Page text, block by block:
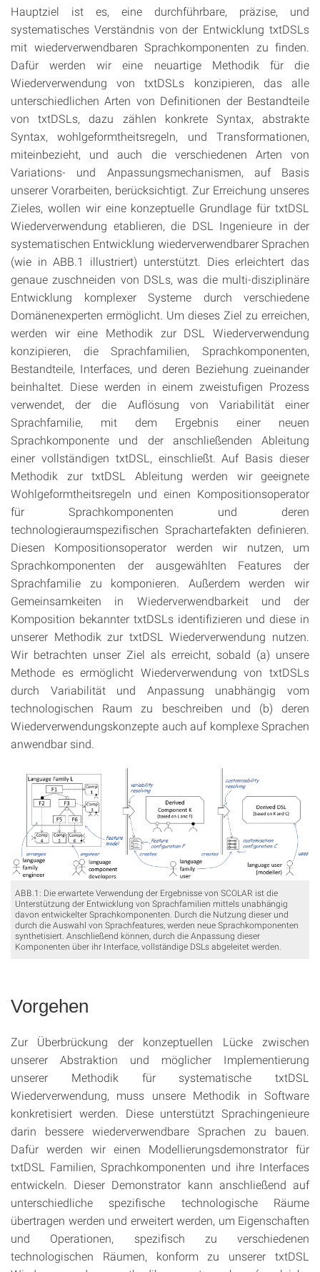
Hauptziel ist es, eine durchführbare, präzise, und
systematisches Verständnis von der Entwicklung txtDSLs
mit wiederverwendbaren Sprachkomponenten zu finden.
Dafür werden wir eine neuartige Methodik für die
Wiederverwendung von txtDSLs konzipieren, das alle
unterschiedlichen Arten von Definitionen der Bestandteile
von txtDSLs, dazu zählen konkrete Syntax, abstrakte
Syntax, wohlgeformtheitsregeln, und Transformationen,
miteinbezieht, und auch die verschiedenen Arten von
Variations- und Anpassungsmechanismen, auf Basis
unserer Vorarbeiten, berücksichtigt. Zur Erreichung unseres
Zieles, wollen wir eine konzeptuelle Grundlage für txtDSL
Wiederverwendung etablieren, die DSL Ingenieure in der
systematischen Entwicklung wiederverwendbarer Sprachen
(wie in ABB.1 illustriert) unterstützt. Dies erleichtert das
genaue zuschneiden von DSLs, was die multi-disziplinäre
Entwicklung komplexer Systeme durch verschiedene
Domänenexperten ermöglicht. Um dieses Ziel zu erreichen,
werden wir eine Methodik zur DSL Wiederverwendung
konzipieren, die Sprachfamilien, Sprachkomponenten,
Bestandteile, Interfaces, und deren Beziehung zueinander
beinhaltet. Diese werden in einem zweistufigen Prozess
verwendet, der die Auflösung von Variabilität einer
Sprachfamilie, mit dem Ergebnis einer neuen
Sprachkomponente und der anschließenden Ableitung
einer vollständigen txtDSL, einschließt. Auf Basis dieser
Methodik zur txtDSL Ableitung werden wir geeignete
Wohlgeformtheitsregeln und einen Kompositionsoperator
für Sprachkomponenten und deren
technologieraumspezifischen Sprachartefakten definieren.
Diesen Kompositionsoperator werden wir nutzen, um
Sprachkomponenten der ausgewählten Features der
Sprachfamilie zu komponieren. Außerdem werden wir
Gemeinsamkeiten in Wiederverwendbarkeit und der
Komposition bekannter txtDSLs identifizieren und diese in
unserer Methodik zur txtDSL Wiederverwendung nutzen.
Wir betrachten unser Ziel als erreicht, sobald (a) unsere
Methode es ermöglicht Wiederverwendung von txtDSLs
durch Variabilität und Anpassung unabhängig vom
technologischen Raum zu beschreiben und (b) deren
Wiederverwendungskonzepte auch auf komplexe Sprachen
anwendbar sind.
ABB.1: Die erwartete Verwendung der Ergebnisse von SCOLAR ist die
Unterstützung der Entwicklung von Sprachfamilien mittels unabhängig
davon entwickelter Sprachkomponenten. Durch die Nutzung dieser und
durch die Auswahl von Sprachfeatures, werden neue Sprachkomponenten
synthetisiert. Anschließend können, durch die Anpassung dieser
Komponenten über ihr Interface, vollständige DSLs abgeleitet werden.
Vorgehen
Zur Überbrückung der konzeptuellen Lücke zwischen
unserer Abstraktion und möglicher Implementierung
unserer Methodik für systematische txtDSL
Wiederverwendung, muss unsere Methodik in Software
konkretisiert werden. Diese unterstützt Sprachingenieure
darin bessere wiederverwendbare Sprachen zu bauen.
Dafür werden wir einen Modellierungsdemonstrator für
txtDSL Familien, Sprachkomponenten und ihre Interfaces
entwickeln. Dieser Demonstrator kann anschließend auf
unterschiedliche spezifische technologische Räume
übertragen werden und erweitert werden, um Eigenschaften
und Operationen, spezifisch zu verschiedenen
technologischen Räumen, konform zu unserer txtDSL